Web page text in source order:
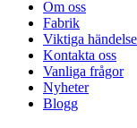
Om oss
Fabrik
Viktiga
Kontakta oss
Vanliga frågor
Nyheter
Blogg